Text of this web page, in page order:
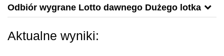
Odbiór wygrane Lotto dawnego Dużego lotka
Aktualne wyniki: